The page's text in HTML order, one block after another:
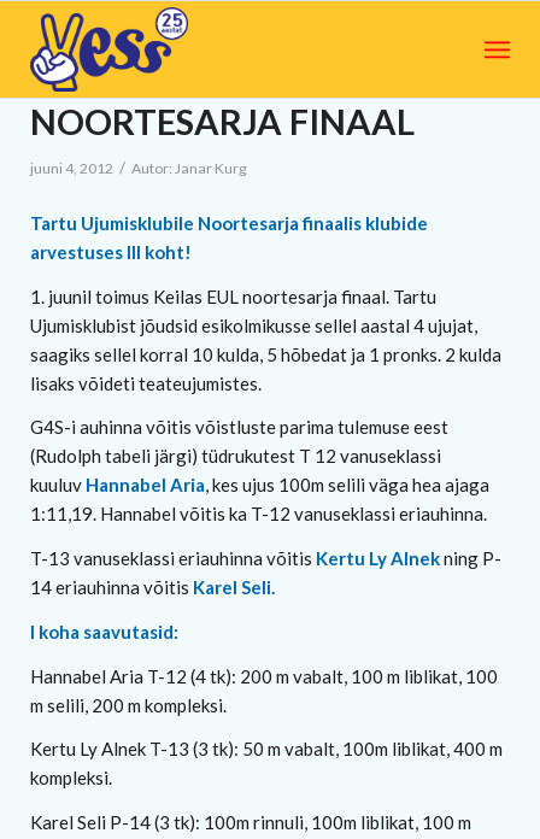
NOORTESARJA FINAAL
juuni 4, 2012 / Autor: Janar Kurg
Tartu Ujumisklubile Noortesarja finaalis klubide
arvestuses III koht!
1. juunil toimus Keilas EUL noortesarja finaal. Tartu
Ujumisklubist jõudsid esikolmikusse sellel aastal 4 ujujat,
saagiks sellel korral 10 kulda, 5 hõbedat ja 1 pronks. 2 kulda
lisaks võideti teateujumistes.
G4S-i auhinna võitis võistluste parima tulemuse eest
(Rudolph tabeli järgi) tüdrukutest T 12 vanuseklassi
kuuluv Hannabel Aria, kes ujus 100m selili väga hea ajaga
1:11,19. Hannabel võitis ka T-12 vanuseklassi eriauhinna.
T-13 vanuseklassi eriauhinna võitis Kertu Ly Alnekning P-
14 eriauhinna võitis Karel Seli.
I koha saavutasid:
Hannabel Aria T-12 (4 tk): 200 m vabalt, 100 m liblikat, 100
m selili, 200 m kompleksi.
Kertu Ly Alnek T-13 (3 tk): 50 m vabalt, 100m liblikat, 400 m
kompleksi.
Karel Seli P-14 (3 tk): 100m rinnuli, 100m liblikat, 100 m